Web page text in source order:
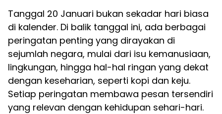
Tanggal 20 Januari bukan sekadar hari biasa
di kalender. Di balik tanggal ini, ada berbagai
peringatan penting yang dirayakan di
sejumlah negara, mulai dari isu kemanusiaan,
lingkungan, hingga hal-hal ringan yang dekat
dengan keseharian, seperti kopi dan keju.
Setiap peringatan membawa pesan tersendiri
yang relevan dengan kehidupan sehari-hari.